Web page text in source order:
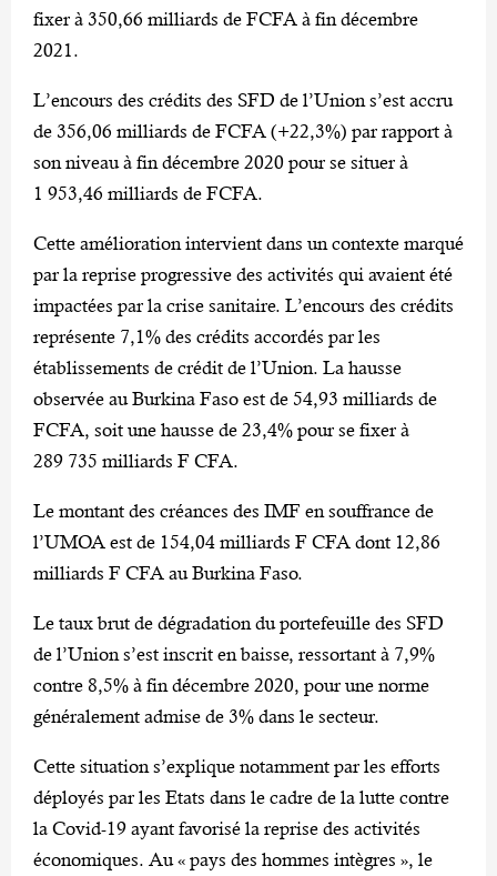
fixer à 350,66 milliards de FCFA à fin décembre
2021.
L’encours des crédits des SFD de l’Union s’est accru
de 356,06 milliards de FCFA (+22,3%) par rapport à
son niveau à fin décembre 2020 pour se situer à
1 953,46 milliards de FCFA.
Cette amélioration intervient dans un contexte marqué
par la reprise progressive des activités qui avaient été
impactées par la crise sanitaire. L’encours des crédits
représente 7,1% des crédits accordés par les
établissements de crédit de l’Union. La hausse
observée au Burkina Faso est de 54,93 milliards de
FCFA, soit une hausse de 23,4% pour se fixer à
289 735 milliards F CFA.
Le montant des créances des IMF en souffrance de
l’UMOA est de 154,04 milliards F CFA dont 12,86
milliards F CFA au Burkina Faso.
Le taux brut de dégradation du portefeuille des SFD
de l’Union s’est inscrit en baisse, ressortant à 7,9%
contre 8,5% à fin décembre 2020, pour une norme
généralement admise de 3% dans le secteur.
Cette situation s’explique notamment par les efforts
déployés par les Etats dans le cadre de la lutte contre
la Covid-19 ayant favorisé la reprise des activités
économiques. Au « pays des hommes intègres », le